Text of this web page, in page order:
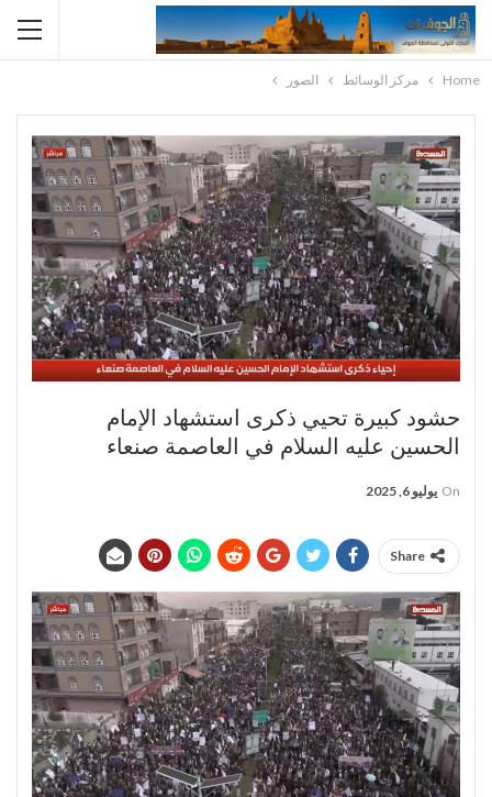
Home مركز الوسائط الصور
حشود كبيرة تحيي ذكرى استشهاد الإمام
الحسين عليه السلام في العاصمة صنعاء
On يوليو 6, 2025
Share